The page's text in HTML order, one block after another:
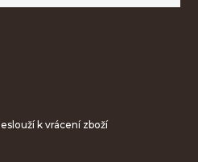
k vrácení zboží